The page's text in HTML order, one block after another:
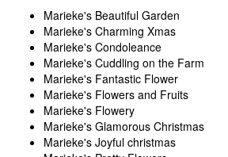
Marieke's Beautiful Garden
Marieke's Charming Xmas
Marieke's Condoleance
Marieke's Cuddling on the Farm
Marieke's Fantastic Flower
Marieke's Flowers and Fruits
Marieke's Flowery
Marieke's Glamorous Christmas
Marieke's Joyful christmas